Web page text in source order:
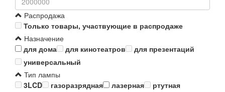
Распродажа
Только товары, участвующие в распродаже
Назначение
для дома
для кинотеатров
для презентаций
универсальный
Тип лампы
3LCD
газоразрядная лазерная
ртутная